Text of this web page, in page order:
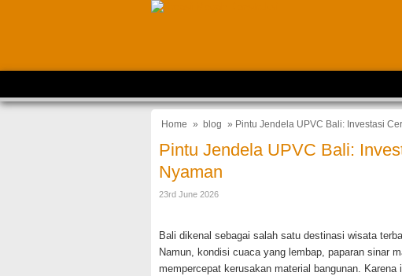
Home » blog » Pintu Jendela UPVC Bali: Investasi
Pintu Jendela UPVC Bali:
Nyaman
23rd June 2026
Bali dikenal sebagai salah satu destinasi wisata
Namun, kondisi cuaca yang lembap, paparan sinar
mempercepat kerusakan material bangunan.